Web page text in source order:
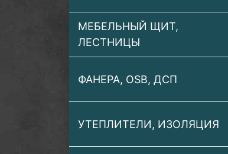
МЕБЕЛЬНЫЙ ЩИТ,
ЛЕСТНИЦЫ
ФАНЕРА, OSB, ДСП
УТЕПЛИТЕЛИ, ИЗОЛЯЦИЯ